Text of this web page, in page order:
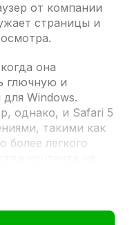
от компании
страницы и
она
глючную и
Windows.
однако, и Safari 5
такими как
более легкого
загрузки